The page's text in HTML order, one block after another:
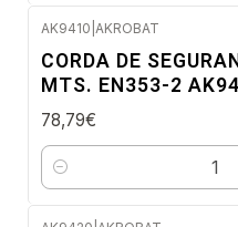
AK9410 AKROBAT
CORDA DE
MTS. EN353-2
78,79€
Quantidade